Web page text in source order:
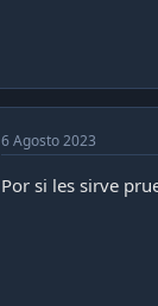
6 Agosto 2023
Por si les sirve